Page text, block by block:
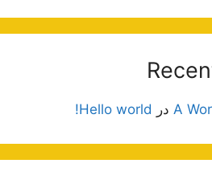
A در Hello world!